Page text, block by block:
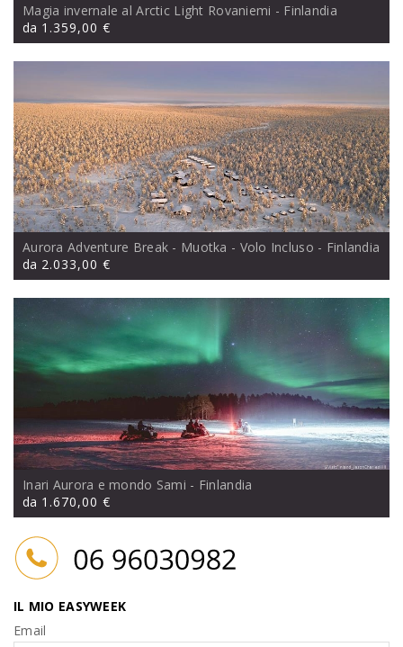
Magia invernale al Arctic Light Rovaniemi - Finlandia
da 1.359,00 €
Aurora Adventure Break - Muotka - Volo Incluso - Finlandia
da 2.033,00 €
Inari Aurora e mondo Sami - Finlandia
da 1.670,00 €
IL MIO EASYWEEK
Email